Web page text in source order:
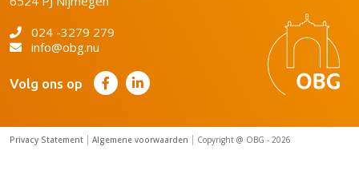
024 -3279 279
info@obg.nu
Volg ons op
Privacy Statement Algemene voorwaarden Copyright @ OBG - 2026